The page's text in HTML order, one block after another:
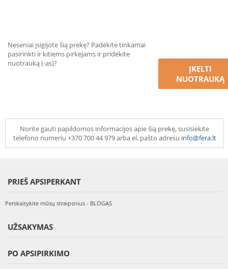
Neseniai įsigijote šią prekę? Padėkite tinkamai
pasirinkti ir kitiems pirkėjams ir pridėkite
nuotrauką (-as)?
ĮKELTI
NUOTRAUKĄ
Norite gauti papildomos informacijos apie šią prekę, susisiekite
telefono numeriu +370 700 44 979 arba el. pašto adresu info@fera.lt
PRIEŠ APSIPERKANT
Perskaitykite mūsų straipsnius - BLOGAS
UŽSAKYMAS
PO APSIPIRKIMO